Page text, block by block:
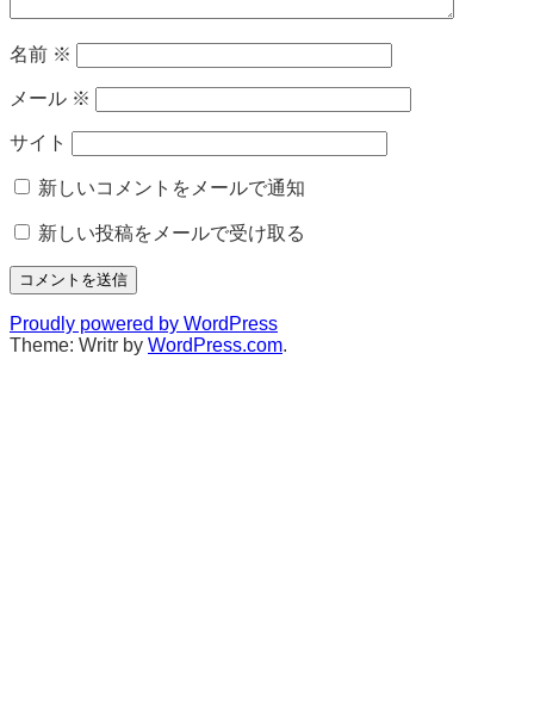
名前 ※
メール ※
サイト
新しいコメントをメールで通知
新しい投稿をメールで受け取る
Proudly powered by WordPress
Theme: Writr by WordPress.com.